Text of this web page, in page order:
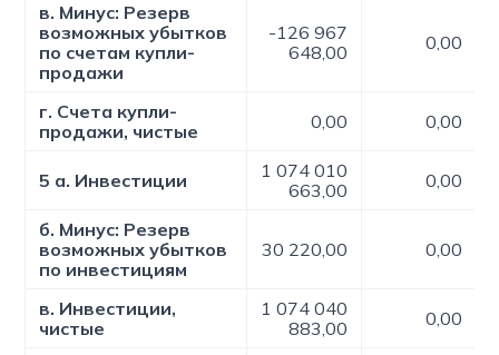
в. Минус: Резерв
возможных убытков
по счетам купли-
продажи
-126 967
648,00
0,00
г. Счета купли-
продажи, чистые
0,00 0,00
5 а. Инвестиции
1 074 010
663,00
0,00
б. Минус: Резерв
возможных убытков
по инвестициям
30 220,00 0,00
в. Инвестиции,
чистые
1 074 040
883,00
0,00